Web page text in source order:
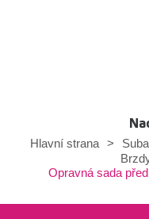
Hlavní strana
>
Opravná sada